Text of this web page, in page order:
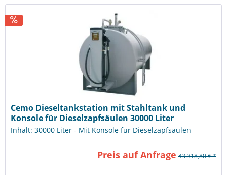
Cemo Dieseltankstation mit Stahltank und
Konsole für Dieselzapfsäulen 30000 Liter
Inhalt: 30000 Liter - Mit Konsole für Dieselzapfsäulen
Preis auf Anfrage 43.318,80 € *